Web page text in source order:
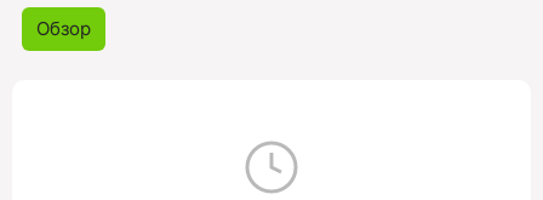
Обзор